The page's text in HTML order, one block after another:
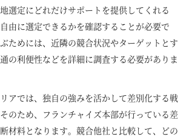
選定にどれだけサポートを提供してくれる
由に選定できるかを確認することが必要で
ためには、近隣の競合状況やターゲットとす
の利便性などを詳細に調査する必要がありま
アでは、独自の強みを活かして差別化する戦
のため、フランチャイズ本部が行っている差
材料となります。競合他社と比較して、どの